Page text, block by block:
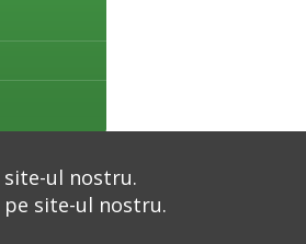
ul nostru.
pe site-ul nostru.